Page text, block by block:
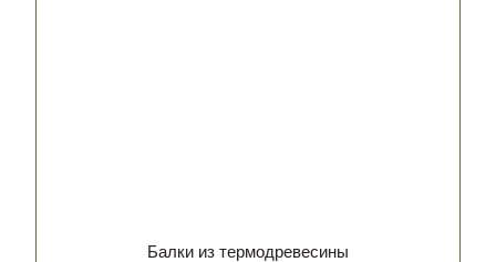
Балки из термодревесины